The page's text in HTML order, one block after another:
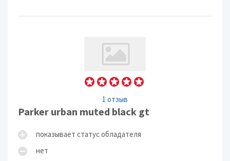
1 отзыв
Parker urban muted black gt
показывает статус обладателя
нет